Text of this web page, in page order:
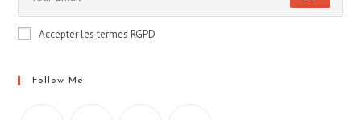
Accepter les termes RGPD
Follow Me